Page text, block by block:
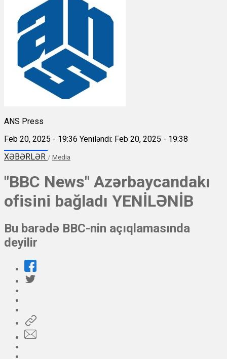
ANS Press
Feb 20, 2025 - 19:36 Yeniləndi: Feb 20, 2025 - 19:38
XƏBƏRLƏR / Media
"BBC News" Azərbaycandakı
ofisini bağladı YENİLƏNİB
Bu barədə BBC-nin açıqlamasında
deyilir